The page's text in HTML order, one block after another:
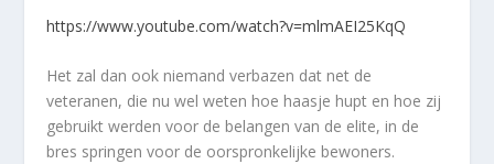
https://www.youtube.com/watch?v=mlmAEI25KqQ
Het zal dan ook niemand verbazen dat net de
veteranen, die nu wel weten hoe haasje hupt en hoe zij
gebruikt werden voor de belangen van de elite, in de
bres springen voor de oorspronkelijke bewoners.